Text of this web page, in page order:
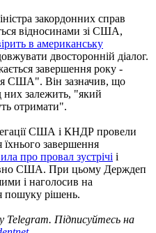
закордонних справ
відносинами зі США,
в американську
двосторонній діалог.
завершення року -
США". Він зазначив, що
них залежить, "який
отримати".
США і КНДР провели
завершення
про провал зустрічі і
США. При цьому Держдеп
і наголосив на
пошуку рішень.
у Telegram. Підписуйтесь на